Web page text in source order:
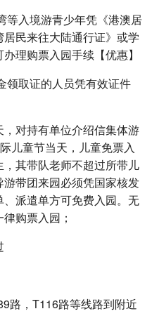
等入境游青少年凭《港澳居
民来往大陆通行证》或学
理购票入园手续【优惠】
领取证的人员凭有效证件
对持有单位介绍信集体游
儿童节当天，儿童免票入
其带队老师不超过所带儿
带团来园必须凭国家核发
派遣单方可免费入园。无
购票入园；
路，T116路等线路到附近